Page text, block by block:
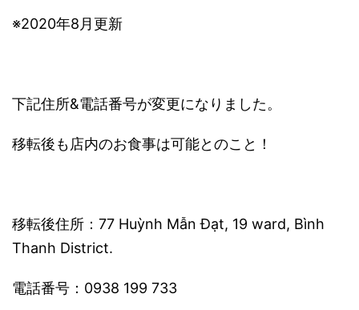
※2020年8月更新
下記住所&電話番号が変更になりました。
移転後も店内のお食事は可能とのこと！
移転後住所：77 Huỳnh Mẫn Đạt, 19 ward, Bình
Thanh District.
電話番号：0938 199 733